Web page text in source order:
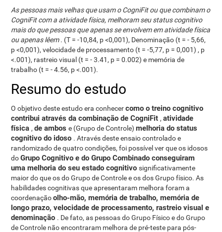
As pessoas mais velhas que usam o CogniFit ou que combinam o
CogniFit com a atividade física, melhoram seu status cognitivo
mais do que pessoas que apenas se envolvem em atividade física
ou apenas lêem. (T = -10,84, p <0,001), Denominação (t = - 5,66,
p <0,001), velocidade de processamento (t = -5,77, p = 0,001) , p
<.001), rastreio visual (t = - 3.41, p = 0.002) e memória de
trabalho (t = - 4.56, p <.001).
Resumo do estudo
O objetivo deste estudo era conhecercomo o treino cognitivo
contribui através da combinação de CogniFit,atividade
física,de ambose (Grupo de Controle)melhoria do status
cognitivo do idoso . Através deste ensaio controlado e
randomizado de quatro condições, foi possível ver que os idosos
doGrupo Cognitivo e do Grupo Combinado conseguiram
uma melhoria do seu estado cognitivosignificativamente
maior do que os do Grupo de Controle e os dos Grupo físico. As
habilidades cognitivas que apresentaram melhora foram a
coordenaçãoolho-mão, memória de trabalho, memória de
longo prazo, velocidade de processamento, rastreio visual e
denominação . De fato, as pessoas do Grupo Físico e do Grupo
de Controle não encontraram melhora de pré-teste para pós-